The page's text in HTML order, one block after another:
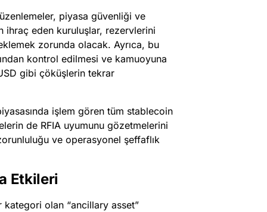
piyasa güvenliği ve
ihraç eden kuruluşlar, rezervlerini
zorunda olacak. Ayrıca, bu
kontrol edilmesi ve kamuoyuna
gibi çöküşlerin tekrar
işlem gören tüm stablecoin
de RFIA uyumunu gözetmelerini
ve operasyonel şeffaflık
Etkileri
kategori olan “ancillary asset”